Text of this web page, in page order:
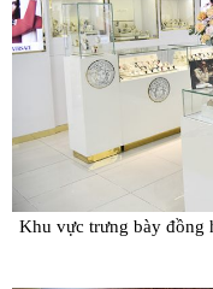
Khu vực trưng bày đồng